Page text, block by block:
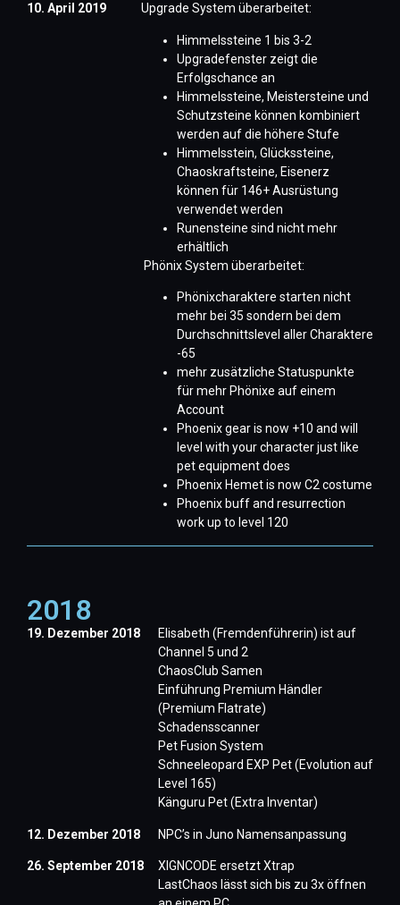
10. April 2019 Upgrade System überarbeitet:
Himmelssteine 1 bis 3-2
Upgradefenster zeigt die
Erfolgschance an
Himmelssteine, Meistersteine und
Schutzsteine können kombiniert
werden auf die höhere Stufe
Himmelsstein, Glückssteine,
Chaoskraftsteine, Eisenerz
können für 146+ Ausrüstung
verwendet werden
Runensteine sind nicht mehr
erhältlich
Phönix System überarbeitet:
Phönixcharaktere starten nicht
mehr bei 35 sondern bei dem
Durchschnittslevel aller Charaktere
-65
mehr zusätzliche Statuspunkte
für mehr Phönixe auf einem
Account
Phoenix gear is now +10 and will
level with your character just like
pet equipment does
Phoenix Hemet is now C2 costume
Phoenix buff and resurrection
work up to level 120
2018
19. Dezember 2018
Elisabeth (Fremdenführerin) ist auf
Channel 5 und 2
ChaosClub Samen
Einführung Premium Händler
(Premium Flatrate)
​Schadensscanner
​Pet Fusion System
Schneeleopard EXP Pet (Evolution auf
Level 165)
Känguru Pet (Extra Inventar)
12. Dezember 2018 NPC’s in Juno Namensanpassung
26. September 2018
​XIGNCODE ersetzt Xtrap​
LastChaos lässt sich bis zu 3x öffnen